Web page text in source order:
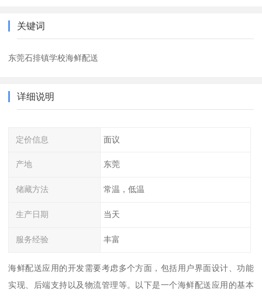
关键词
东莞石排镇学校海鲜配送
详细说明
定价信息 面议
产地 东莞
储藏方法 常温，低温
生产日期 当天
服务经验 丰富
海鲜配送应用的开发需要考虑多个方面，包括用户界面设计、功能
实现、后端支持以及物流管理等。以下是一个海鲜配送应用的基本